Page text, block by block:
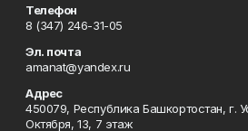
Телефон
8 (347) 246-31-05
Эл. почта
amanat@yandex.ru
Адрес
450079, Республика Башкортостан, г.
Октября, 13, 7 этаж